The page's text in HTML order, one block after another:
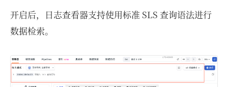
开启后，日志查看器支持使用标准 SLS 查询语法进行
数据检索。